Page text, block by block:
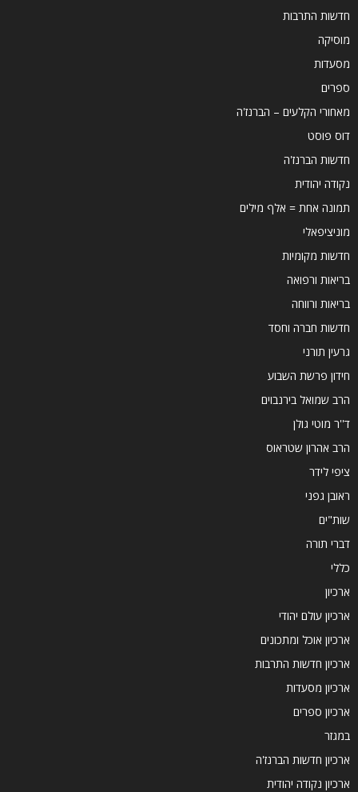
חדשות התרבות
מוסיקה
מסעדות
ספרים
מאחורי הקלעים – הברנז'ה
דוס פוסט
חדשות הברנז'ה
נקודה יהודית
תמונה אחת = אלף מילים
מוניציפאלי
חדשות מקומיות
בריאות ורפואה
בריאות ורווחה
חדשות חברה וחסד
גרעין תורני
חידון פרשת השבוע
הרב שמואל בירנבוים
ד''ר מוטי גולן
הרב אהרון שטראוס
ציפי לידר
ראובן גפני
שות"ים
דברי תורה
כללי
ארכיון
ארכיון עולם יהודי
ארכיון אוכל ומתכונים
ארכיון חדשות התרבות
ארכיון מסעדות
ארכיון ספרים
במגזר
ארכיון חדשות הברנז'ה
ארכיון נקודה יהודית